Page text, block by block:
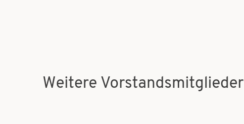
Weitere Vorstandsmitglieder